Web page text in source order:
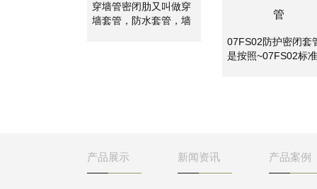
穿墙管密闭肋又叫做穿
墙套管，防水套管，墙
管
07FS02防护密闭套
是按照~07FS02标
产品展示 新闻资讯 产品案例